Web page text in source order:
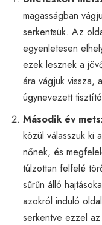
magasságban
serkentsük. Az
egyenletesen
ezek lesznek a
ára vágjuk vissza,
úgynevezett
Második év
közül válasszuk ki
nőnek, és
túlzottan felfelé
sűrűn álló
azokról induló
serkentve ezzel